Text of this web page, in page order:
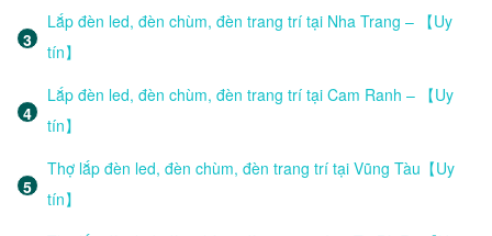
Lắp đèn led, đèn chùm, đèn trang trí tại Nha Trang – 【Uy
tín】
Lắp đèn led, đèn chùm, đèn trang trí tại Cam Ranh – 【Uy
tín】
Thợ lắp đèn led, đèn chùm, đèn trang trí tại Vũng Tàu【Uy
tín】